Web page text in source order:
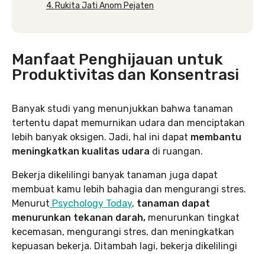
4. Rukita Jati Anom Pejaten
Manfaat Penghijauan untuk
Produktivitas dan Konsentrasi
Banyak studi yang menunjukkan bahwa tanaman
tertentu dapat memurnikan udara dan menciptakan
lebih banyak oksigen. Jadi, hal ini dapat membantu
meningkatkan kualitas udara di ruangan.
Bekerja dikelilingi banyak tanaman juga dapat
membuat kamu lebih bahagia dan mengurangi stres.
Menurut Psychology Today, tanaman dapat
menurunkan tekanan darah, menurunkan tingkat
kecemasan, mengurangi stres, dan meningkatkan
kepuasan bekerja. Ditambah lagi, bekerja dikelilingi